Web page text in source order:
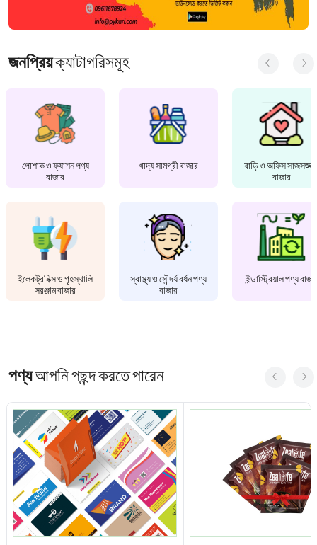
জনপ্রিয়ক্যাটাগরিসমূহ
পোশাক ও ফ্যাশন পণ্য
বাজার
ইলেকট্রনিক্স ও গৃহস্থালি
সরঞ্জাম বাজার
খাদ্য সামগ্রী বাজার
স্বাস্থ্য ও সৌন্দর্য বর্ধন পণ্য
বাজার
বাড়ি ও অফিস
বাজার
ইন্ডাস্ট্রিয়াল পণ্য
পণ্যআপনি পছন্দ করতে পারেন